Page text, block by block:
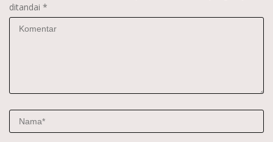
ditandai *